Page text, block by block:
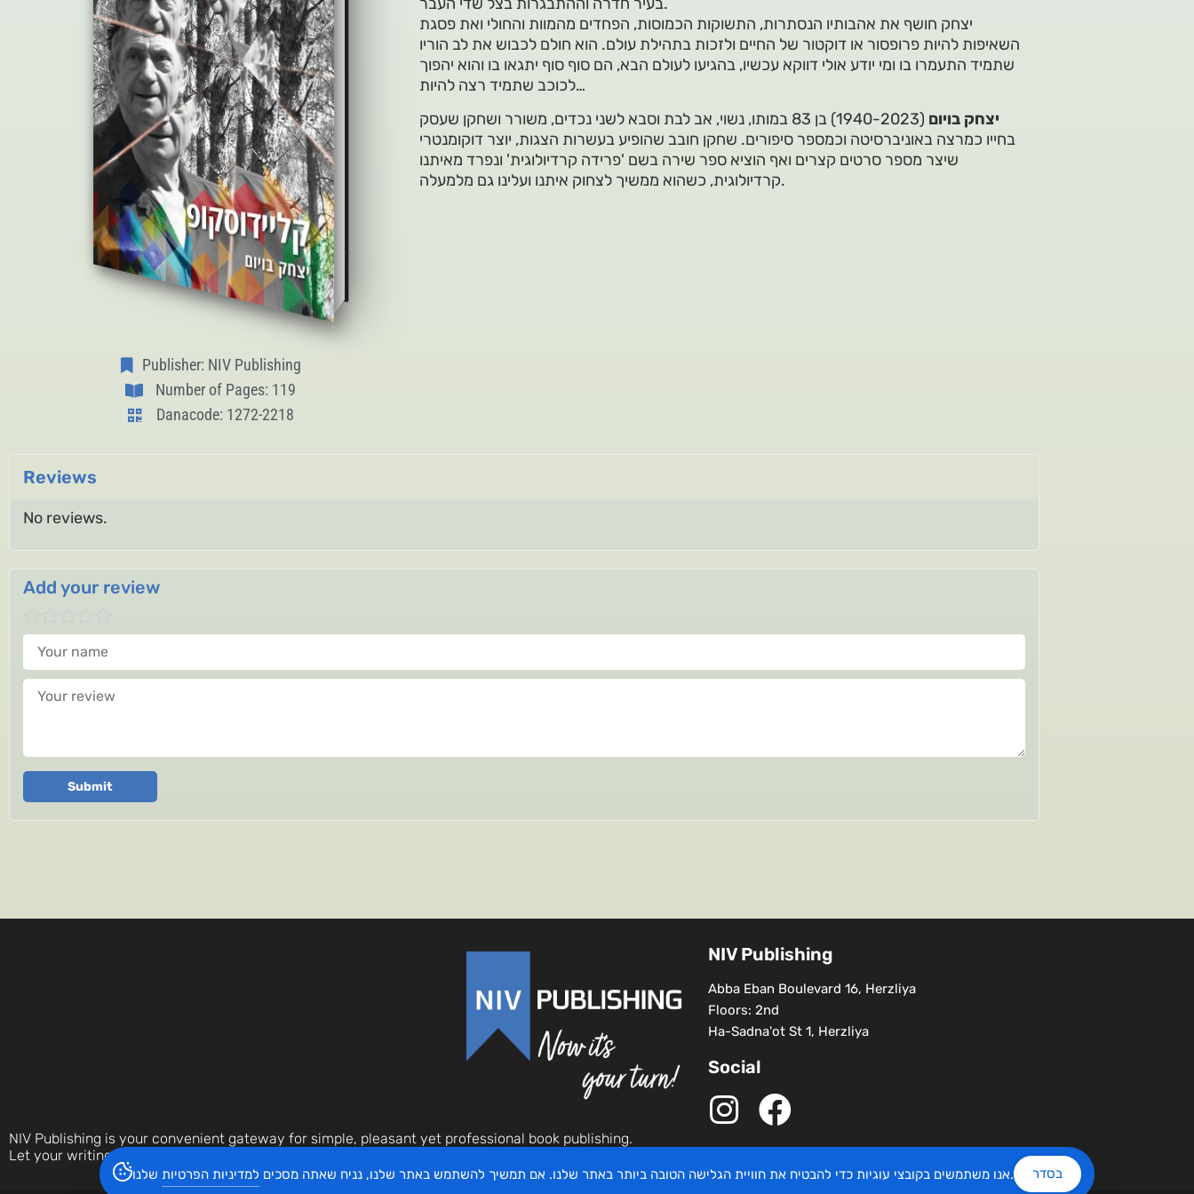
Publisher: NIV Publishing
Number of Pages: 119
Danacode: 1272-2218
יצחק חושף את אהבותיו הנסתרות, התשוקות הכמוסות, הפחדים מהמוות והחולי ואת פסגת
השאיפות להיות פרופסור או דוקטור של החיים ולזכות בתהילת עולם. הוא חולם לכבוש את לב הוריו
שתמיד התעמרו בו ומי יודע אולי דווקא עכשיו, בהגיעו לעולם הבא, הם סוף סוף יתגאו בו והוא יהפוך
לכוכב שתמיד רצה להיות…
יצחק בויום
(1940-2023) בן 83 במותו, נשוי, אב לבת וסבא לשני נכדים, משורר ושחקן שעסק
בחייו כמרצה באוניברסיטה וכמספר סיפורים. שחקן חובב שהופיע בעשרות הצגות, יוצר דוקומנטרי
שיצר מספר סרטים קצרים ואף הוציא ספר שירה בשם 'פרידה קרדיולוגית' ונפרד מאיתנו
קרדיולוגית, כשהוא ממשיך לצחוק איתנו ועלינו גם מלמעלה.
Reviews
No reviews.
Add your review
Your name
Your review
Submit
NIV Publishing is your convenient gateway for simple, pleasant yet professional book publishing.
Let your writings be discovered by the world today.
NIV Publishing
Abba Eban Boulevard 16, Herzliya
Floors: 2nd
Ha-Sadna'ot St 1, Herzliya
Social
אנו משתמשים בקובצי עוגיות כדי להבטיח את חוויית הגלישה הטובה ביותר באתר שלנו. אם תמשיך להשתמש באתר שלנו, נניח שאתה מסכים למדיניות הפרטיות שלנו. בסדר